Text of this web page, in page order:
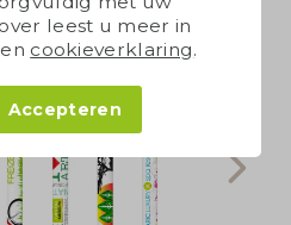
leest u meer in
cookieverklaring.
Accepteren